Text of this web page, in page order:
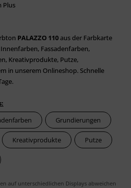
Plus
PALAZZO 110aus der Farbkarte
Fassadenfarben,
Kreativprodukte, Putze,
in unserem Onlineshop. Schnelle
Grundierungen
Kreativprodukte Putze
auf unterschiedlichen Displays abweichen